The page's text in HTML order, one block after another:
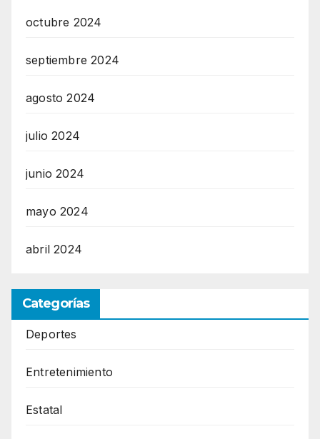
octubre 2024
septiembre 2024
agosto 2024
julio 2024
junio 2024
mayo 2024
abril 2024
Categorías
Deportes
Entretenimiento
Estatal